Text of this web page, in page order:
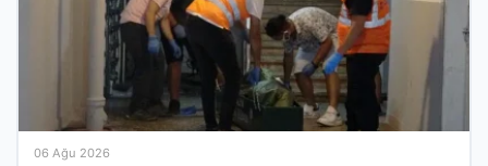
06 Ağu 2026